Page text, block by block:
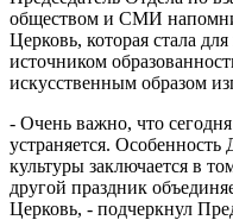
обществом и СМИ
Церковь, которая стала
источником
искусственным образом
- Очень важно, что
устраняется.
культуры заключается в
другой праздник
Церковь, - подчеркнул